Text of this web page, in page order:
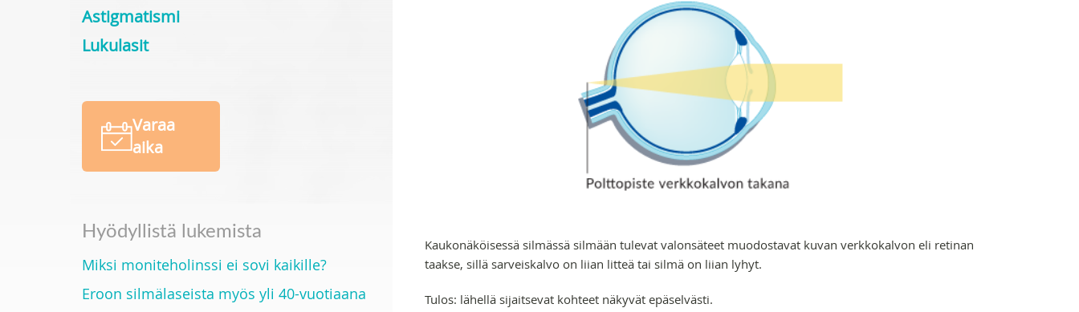
Kaukonäköisessä silmässä silmään tulevat valonsäteet muodostavat kuvan verkkokalvon eli retinan
taakse, sillä sarveiskalvo on liian litteä tai silmä on liian lyhyt.
Tulos: lähellä sijaitsevat kohteet näkyvät epäselvästi.
Astigmatismi
Lukulasit
Varaa
aika
Hyödyllistä lukemista
Miksi moniteholinssi ei sovi kaikille?
Eroon silmälaseista myös yli 40-vuotiaana